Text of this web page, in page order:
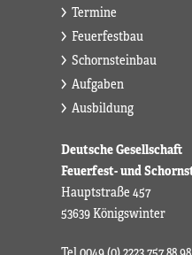
Termine
Feuerfestbau
Schornsteinbau
Aufgaben
Ausbildung
Deutsche Gesellschaft
Feuerfest- und
Hauptstraße 457
53639 Königswinter